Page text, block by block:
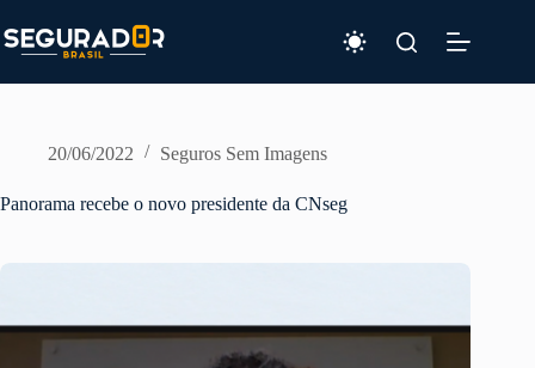
para
o
20/06/2022 Seguros Sem Imagens
Panorama recebe o novo presidente da CNseg